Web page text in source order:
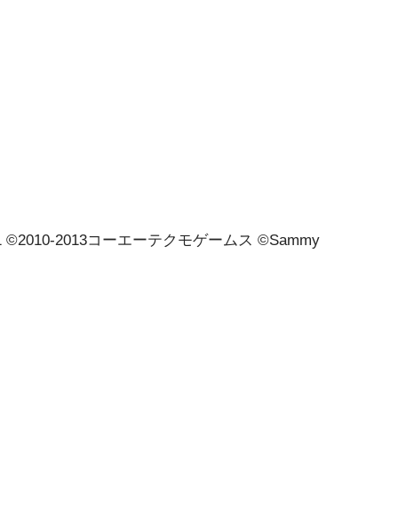
2013コーエーテクモゲームス ©Sammy